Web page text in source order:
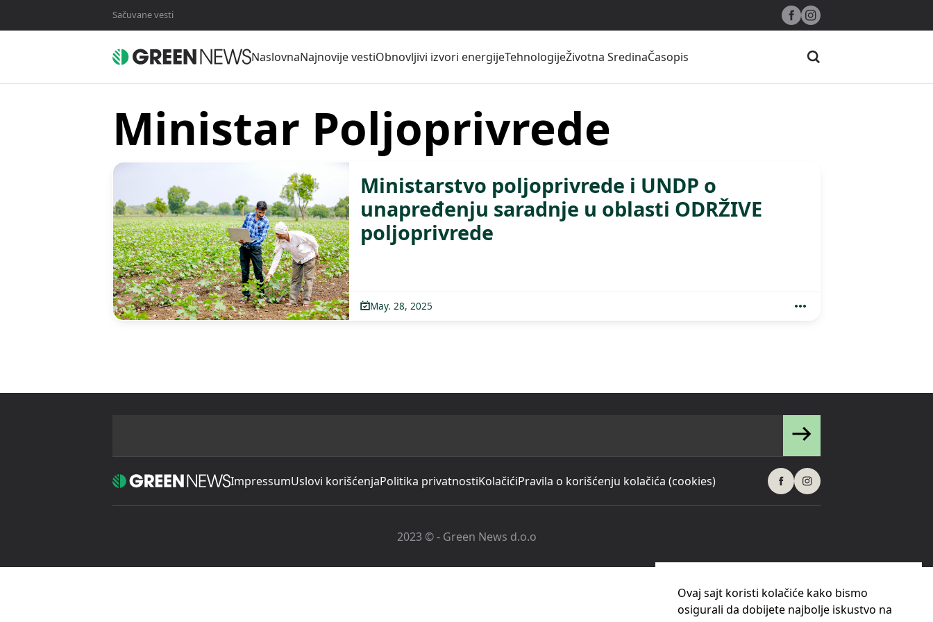
Sačuvane vesti
NaslovnaNajnovije vestiObnovljivi izvori energijeTehnologijeŽivotna SredinaČasopis
Ministar Poljoprivrede
Ministarstvo poljoprivrede i UNDP o
unapređenju saradnje u oblasti ODRŽIVE
poljoprivrede
May. 28, 2025
ImpressumUslovi korišćenjaPolitika privatnostiKolačićiPravila o korišćenju kolačića (cookies)
2023 © - Green News d.o.o
Ovaj sajt koristi kolačiće kako bismo
osigurali da dobijete najbolje iskustvo na